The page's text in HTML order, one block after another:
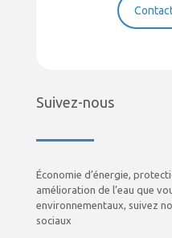
Suivez-nous
Économie d’énergie,
amélioration de l’eau que
environnementaux, suivez
sociaux